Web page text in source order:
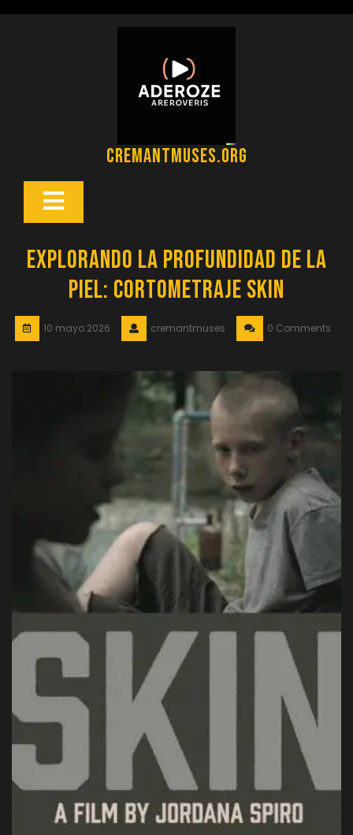
cremantmuses.org
Botón
Explorando la Profundidad de la
Piel: Cortometraje Skin
10 mayo 2026 cremantmuses 0 Comments